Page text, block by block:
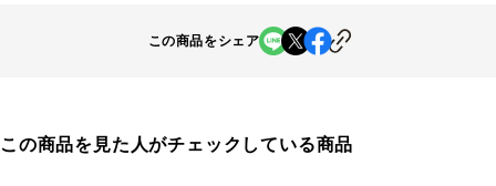
この商品をシェア
この商品を見た人がチェックしている商品